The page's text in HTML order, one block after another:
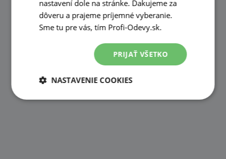
nastavení dole na stránke. Ďakujeme za
dôveru a prajeme príjemné vyberanie.
Sme tu pre vás, tím Profi-Odevy.sk.
PRIJAŤ VŠETKO
NASTAVENIE COOKIES